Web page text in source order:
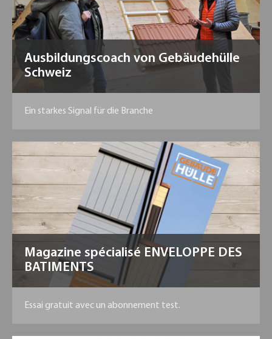
Ausbildungscoach von Gebäudehülle
Schweiz
Ein starkes Signal für die Branche
Magazine spécialisé ENVELOPPE DES
BATIMENTS
Essai gratuit avec un abonnement test.